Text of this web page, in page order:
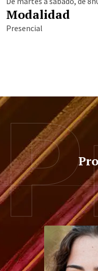
Modalidad
Presencial